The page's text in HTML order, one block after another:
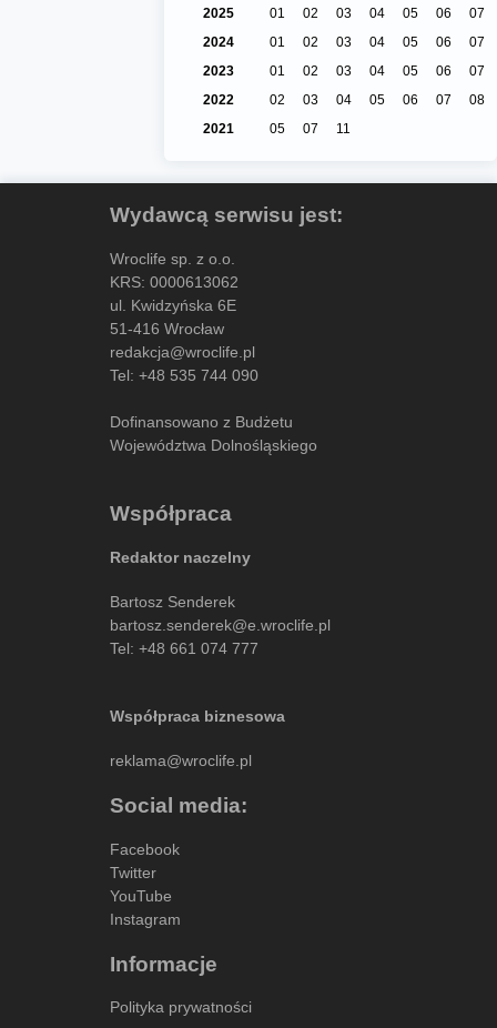
2025
01 02 03 04 05 06
07
2024
01 02 03 04 05 06
07
2023
01 02 03 04 05 06
07
2022
02 03 04 05 06 07
08
2021
05 07 11
Wydawcą serwisu jest:
Wroclife sp. z o.o.
KRS: 0000613062
ul. Kwidzyńska 6E
51-416 Wrocław
redakcja@wroclife.pl
Tel: +48 535 744 090
Dofinansowano z Budżetu
Województwa Dolnośląskiego
Współpraca
Redaktor naczelny
Bartosz Senderek
bartosz.senderek@e.wroclife.pl
Tel: +48 661 074 777
Współpraca biznesowa
reklama@wroclife.pl
Social media:
Facebook
Twitter
YouTube
Instagram
Informacje
Polityka prywatności